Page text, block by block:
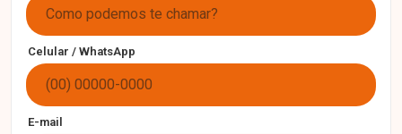
Celular / WhatsApp
E-mail